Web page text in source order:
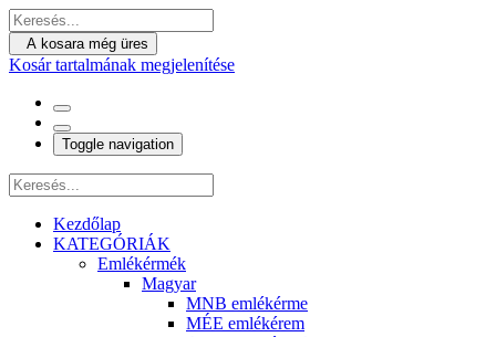
A kosara még üres
Kosár tartalmának megjelenítése
Toggle navigation
Kezdőlap
KATEGÓRIÁK
Emlékérmék
Magyar
MNB emlékérme
MÉE emlékérem